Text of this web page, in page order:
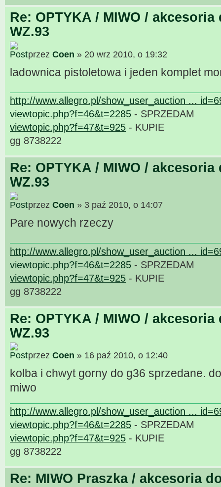
Re: OPTYKA / MIWO / akcesoria
WZ.93
przez Coen » 20 wrz 2010, o 19:32
ladownica pistoletowa i jeden komplet
http://www.allegro.pl/show_user_auction ...
viewtopic.php?f=46&t=2285 - SPRZEDAM
viewtopic.php?f=47&t=925 - KUPIE
gg 8738222
Re: OPTYKA / MIWO / akcesoria
WZ.93
przez Coen » 3 paź 2010, o 14:07
Pare nowych rzeczy
http://www.allegro.pl/show_user_auction ...
viewtopic.php?f=46&t=2285 - SPRZEDAM
viewtopic.php?f=47&t=925 - KUPIE
gg 8738222
Re: OPTYKA / MIWO / akcesoria
WZ.93
przez Coen » 16 paź 2010, o 12:40
kolba i chwyt gorny do g36 sprzedane.
miwo
http://www.allegro.pl/show_user_auction ...
viewtopic.php?f=46&t=2285 - SPRZEDAM
viewtopic.php?f=47&t=925 - KUPIE
gg 8738222
Re: MIWO Praszka / akcesoria